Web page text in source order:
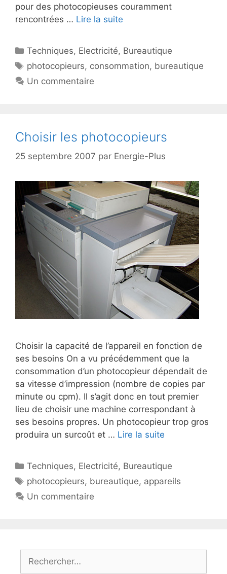
pour des photocopieuses couramment
rencontrées … Lire la suite
Catégories
Techniques, Electricité, Bureautique
Étiquettes
photocopieurs, consommation, bureautique
Un commentaire
Choisir les photocopieurs
25 septembre 2007 par Energie-Plus
Choisir la capacité de l’appareil en fonction de
ses besoins On a vu précédemment que la
consommation d’un photocopieur dépendait de
sa vitesse d’impression (nombre de copies par
minute ou cpm). Il s’agit donc en tout premier
lieu de choisir une machine correspondant à
ses besoins propres. Un photocopieur trop gros
produira un surcoût et … Lire la suite
Catégories
Techniques, Electricité, Bureautique
Étiquettes
photocopieurs, bureautique, appareils
Un commentaire
Rechercher :